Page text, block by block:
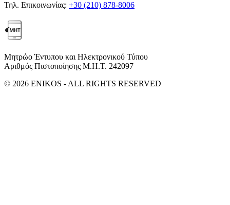
Τηλ. Επικοινωνίας: +30 (210) 878-8006
Μητρώο Έντυπου και Ηλεκτρονικού Τύπου
Αριθμός Πιστοποίησης Μ.Η.Τ. 242097
© 2026 ENIKOS - ALL RIGHTS RESERVED